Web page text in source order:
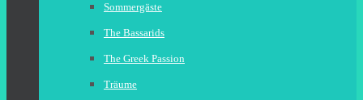
Sommergäste
The Bassarids
The Greek Passion
Träume